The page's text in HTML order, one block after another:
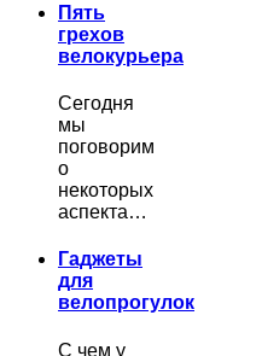
Пять
грехов
велокурьера
Сегодня
мы
поговорим
о
некоторых
аспекта…
Гаджеты
для
велопрогулок
С чем у